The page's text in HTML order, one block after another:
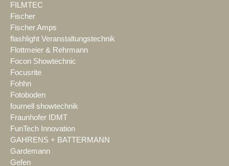
FILMTEC
Fischer
Fischer Amps
flashlight Veranstaltungstechnik
Flottmeier & Rehrmann
Focon Showtechnic
Focusrite
Fohhn
Fotoboden
fournell showtechnik
Fraunhofer IDMT
FunTech Innovation
GAHRENS + BATTERMANN
Gardemann
Gefen